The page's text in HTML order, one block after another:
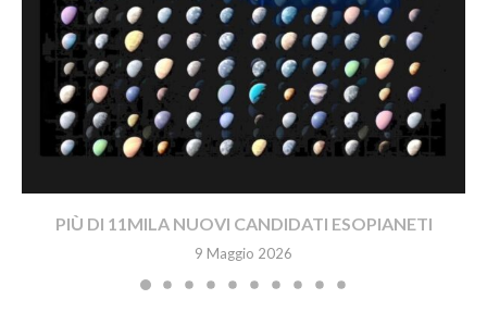
PIÙ DI 11MILA NUOVI CANDIDATI ESOPIANETI
9 Maggio 2026